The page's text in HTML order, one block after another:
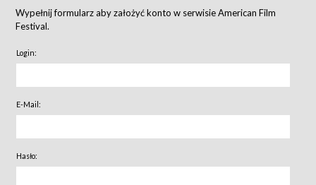
Wypełnij formularz aby założyć konto w serwisie American Film
Festival.
Login:
E-Mail:
Hasło: